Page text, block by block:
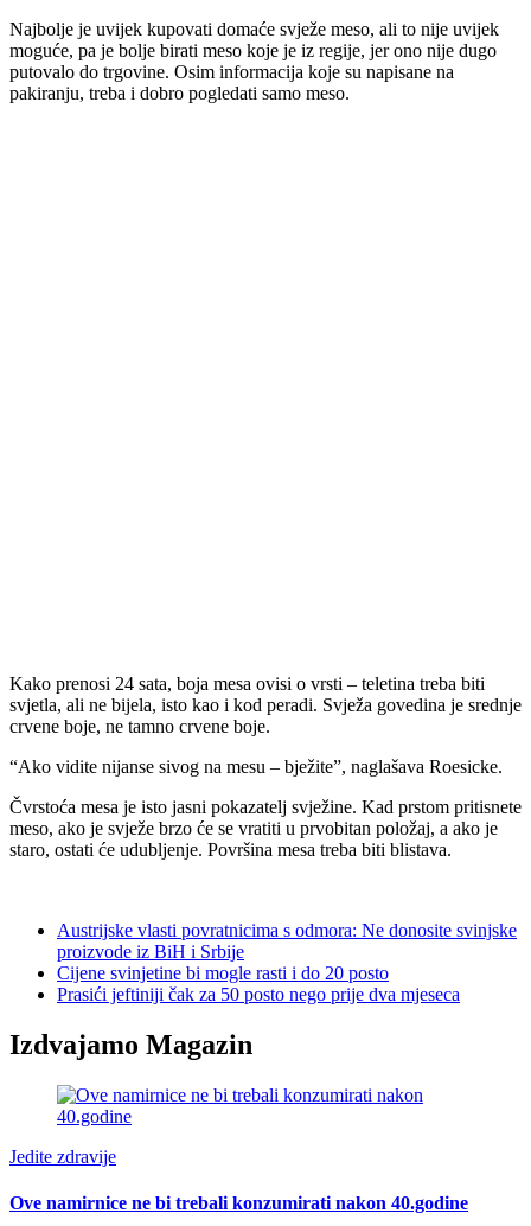
Najbolje je uvijek kupovati domaće svježe meso, ali to nije uvijek
moguće, pa je bolje birati meso koje je iz regije, jer ono nije dugo
putovalo do trgovine. Osim informacija koje su napisane na
pakiranju, treba i dobro pogledati samo meso.
Kako prenosi 24 sata, boja mesa ovisi o vrsti – teletina treba biti
svjetla, ali ne bijela, isto kao i kod peradi. Svježa govedina je srednje
crvene boje, ne tamno crvene boje.
“Ako vidite nijanse sivog na mesu – bježite”, naglašava Roesicke.
Čvrstoća mesa je isto jasni pokazatelj svježine. Kad prstom pritisnete
meso, ako je svježe brzo će se vratiti u prvobitan položaj, a ako je
staro, ostati će udubljenje. Površina mesa treba biti blistava.
Austrijske vlasti povratnicima s odmora: Ne donosite svinjske
proizvode iz BiH i Srbije
Cijene svinjetine bi mogle rasti i do 20 posto
Prasići jeftiniji čak za 50 posto nego prije dva mjeseca
Izdvajamo Magazin
Jedite zdravije
Ove namirnice ne bi trebali konzumirati nakon 40.godine